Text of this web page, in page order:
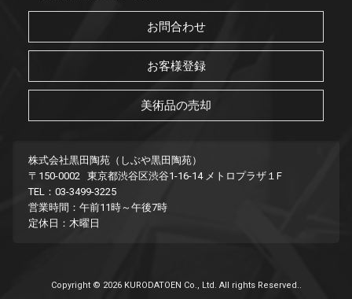
お問合わせ
お客様登録
美術品の売却
株式会社黒田陶苑（しぶや黒田陶苑）
〒150-0002 東京都渋谷区渋谷1-16-14 メトロプラザ１F
TEL：03-3499-3225
営業時間：午前11時～午後7時
定休日：木曜日
Copyright © 2026 KURODATOEN Co., Ltd. All rights Reserved..